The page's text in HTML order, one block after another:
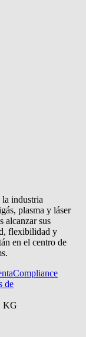
la industria
plasma y láser
alcanzar sus
flexibilidad y
en el centro de
Compliance
de
KG